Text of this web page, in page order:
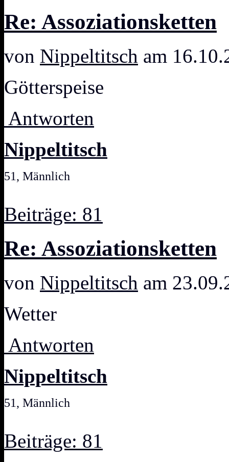
Re: Assoziationsketten
von Nippeltitsch am
Götterspeise
Antworten
Nippeltitsch
51, Männlich
Beiträge: 81
Re: Assoziationsketten
von Nippeltitsch am
Wetter
Antworten
Nippeltitsch
51, Männlich
Beiträge: 81